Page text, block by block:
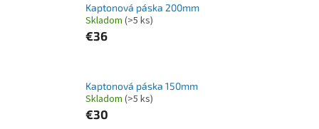
Kaptonová páska 200mm
Skladom (>5 ks)
€36
Kaptonová páska 150mm
Skladom (>5 ks)
€30